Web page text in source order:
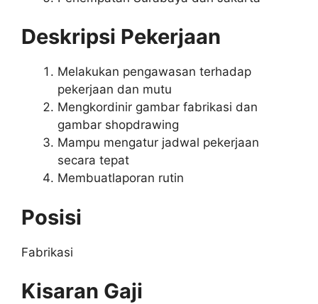
Deskripsi Pekerjaan
Melakukan pengawasan terhadap
pekerjaan dan mutu
Mengkordinir gambar fabrikasi dan
gambar shopdrawing
Mampu mengatur jadwal pekerjaan
secara tepat
Membuatlaporan rutin
Posisi
Fabrikasi
Kisaran Gaji